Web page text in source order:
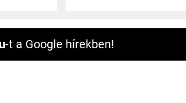
-t a Google hírekben!